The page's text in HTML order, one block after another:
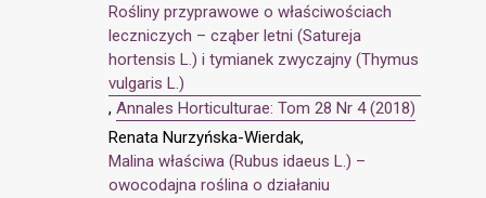
Rośliny przyprawowe o właściwościach
leczniczych – cząber letni (Satureja
hortensis L.) i tymianek zwyczajny (Thymus
vulgaris L.)
, Annales Horticulturae: Tom 28 Nr 4 (2018)
Renata Nurzyńska-Wierdak,
Malina właściwa (Rubus idaeus L.) –
owocodajna roślina o działaniu